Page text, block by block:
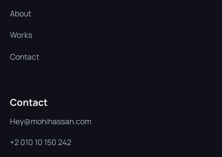
About
Works
Contact
Contact
Hey@mohihassan.com
+2 010 10 150 242